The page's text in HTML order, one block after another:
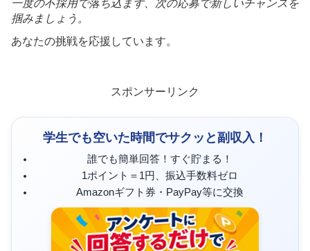
一度の不採用で落ち込まず、次の応募で新しいチャンスを
掴みましょう。
あなたの挑戦を応援しています。
スポンサーリンク
学生でも空いた時間でサクッと副収入！
誰でも簡単回答！すぐ貯まる！
1ポイント＝1円、振込手数料ゼロ
Amazonギフト券・PayPay等に交換